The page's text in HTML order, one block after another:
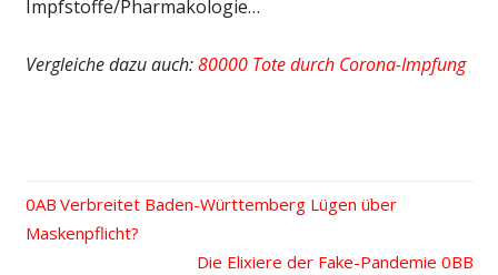
Impfstoffe/Pharmakologie…
Vergleiche dazu auch:80000 Tote durch Corona-Impfung
Beitrags-
Vorheriger
Beitrag:
Verbreitet Baden-Württemberg Lügen über
Maskenpflicht?
Nächster
Die Elixiere der Fake-Pandemie